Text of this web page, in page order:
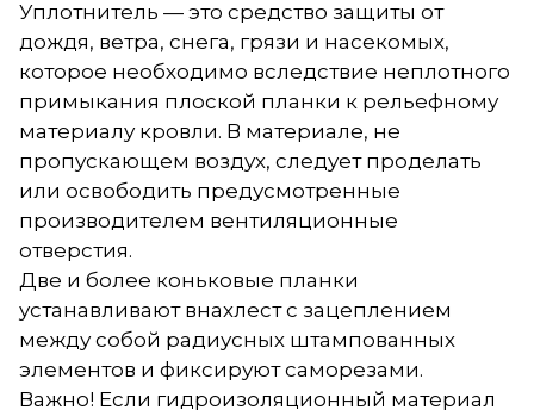
Уплотнитель — это средство защиты от
дождя, ветра, снега, грязи и насекомых,
которое необходимо вследствие неплотного
примыкания плоской планки к рельефному
материалу кровли. В материале, не
пропускающем воздух, следует проделать
или освободить предусмотренные
производителем вентиляционные
отверстия.
Две и более коньковые планки
устанавливают внахлест с зацеплением
между собой радиусных штампованных
элементов и фиксируют саморезами.
Важно! Если гидроизоляционный материал